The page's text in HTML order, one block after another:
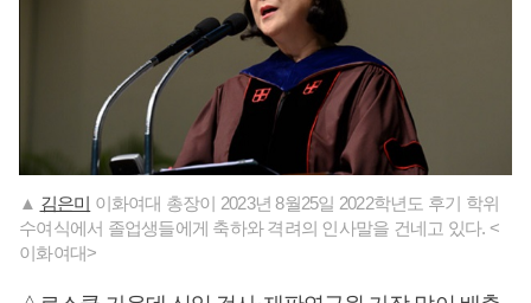
▲ 김은미 이화여대 총장이 2023년 8월25일 2022학년도 후기 학위
수여식에서 졸업생들에게 축하와 격려의 인사말을 건네고 있다. <
이화여대>